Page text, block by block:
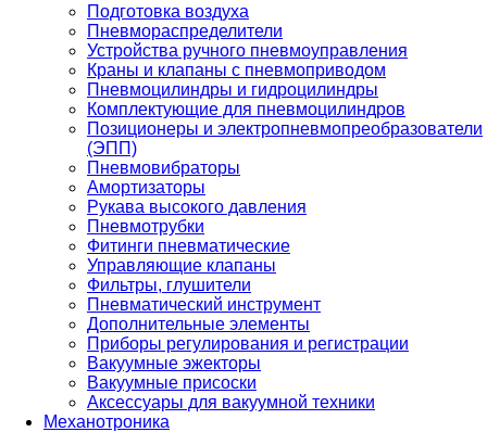
Подготовка воздуха
Пневмораспределители
Устройства ручного пневмоуправления
Краны и клапаны с пневмоприводом
Пневмоцилиндры и гидроцилиндры
Комплектующие для пневмоцилиндров
Позиционеры и электропневмопреобразователи
(ЭПП)
Пневмовибраторы
Амортизаторы
Рукава высокого давления
Пневмотрубки
Фитинги пневматические
Управляющие клапаны
Фильтры, глушители
Пневматический инструмент
Дополнительные элементы
Приборы регулирования и регистрации
Вакуумные эжекторы
Вакуумные присоски
Аксессуары для вакуумной техники
Механотроника